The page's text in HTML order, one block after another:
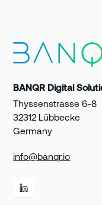
BANQR Digital
Thyssenstrasse 6-8
32312 Lübbecke
Germany
info@banqr.io